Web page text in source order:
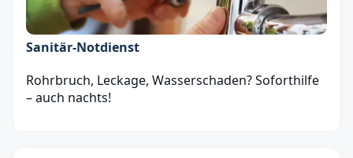
Sanitär‑Notdienst
Rohrbruch, Leckage, Wasserschaden? Soforthilfe
– auch nachts!